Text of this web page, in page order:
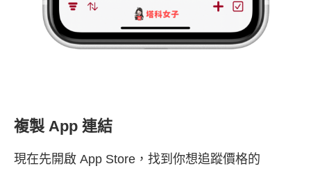
複製 App 連結
現在先開啟 App Store，找到你想追蹤價格的